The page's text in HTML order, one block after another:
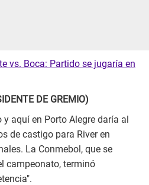
vs. Boca: Partido se jugaría en
DE GREMIO)
y aquí en Porto Alegre daría al
de castigo para River en
La Conmebol, que se
campeonato, terminó